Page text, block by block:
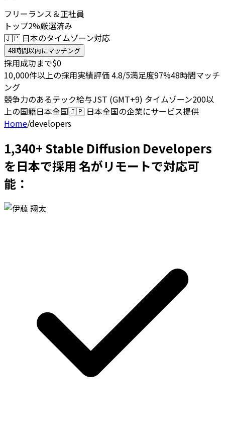
フリーランス＆正社員
トップ2%厳選済み
🇯🇵 日本のタイムゾーン対応
48時間以内にマッチング
採用成功まで$0
10,000件以上の採用実績評価 4.8/5満足度97%48時間マッチ
ング
競争力のあるテック給与JST (GMT+9) タイムゾーン200以
上の国籍日本全国🇯🇵 日本全国の企業にサービス提供
Home/developers
1,340+ Stable Diffusion Developers
を日本で採用 名がリモートで対応可
能：